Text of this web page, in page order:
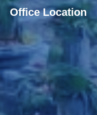
Office Location